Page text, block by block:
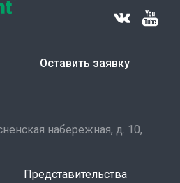
Оставить заявку
набережная, д. 10,
Представительства